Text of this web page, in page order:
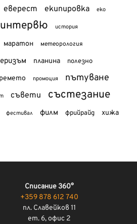
еверест екипировка еко
интервю история
маратон метеорология
планина полезно
промоция пътуване
съвети състезание
фестивал филм фрийрайд хижа
Списание 360°
+359 878 612 740
пл. Славейков 11
ет. 6, офис 2